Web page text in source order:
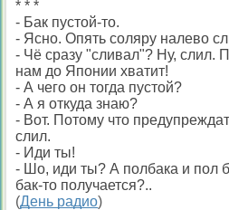
* * *
- Бак пустой-то.
- Ясно. Опять соляру налево
- Чё сразу "сливал"? Ну, слил.
нам до Японии хватит!
- А чего он тогда пустой?
- А я откуда знаю?
- Вот. Потому что
слил.
- Иди ты!
- Шо, иди ты? А полбака и пол
бак-то получается?..
(День радио)